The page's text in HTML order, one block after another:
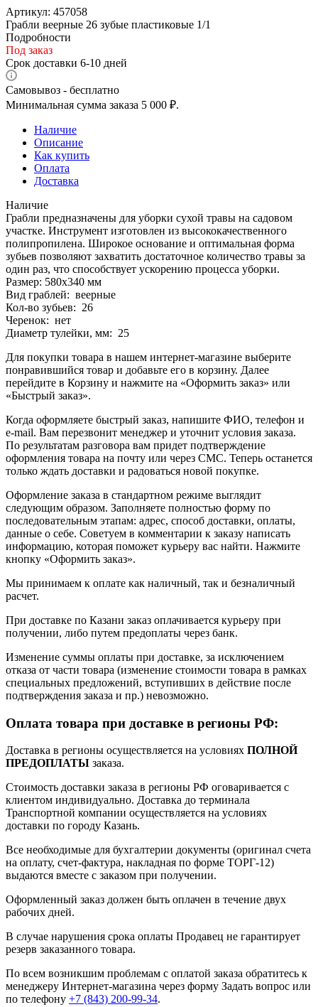
Артикул: 457058
Грабли веерные 26 зубые пластиковые 1/1
Подробности
Под заказ
Срок доставки 6-10 дней
Самовывоз - бесплатно
Минимальная сумма заказа 5 000 ₽.
Наличие
Описание
Как купить
Оплата
Доставка
Наличие
Грабли предназначены для уборки сухой травы на садовом
участке. Инструмент изготовлен из высококачественного
полипропилена. Широкое основание и оптимальная форма
зубьев позволяют захватить достаточное количество травы за
один раз, что способствует ускорению процесса уборки.
Размер: 580х340 мм
Вид граблей: веерные
Кол-во зубьев: 26
Черенок: нет
Диаметр тулейки, мм: 25
Для покупки товара в нашем интернет-магазине выберите
понравившийся товар и добавьте его в корзину. Далее
перейдите в Корзину и нажмите на «Оформить заказ» или
«Быстрый заказ».
Когда оформляете быстрый заказ, напишите ФИО, телефон и
e-mail. Вам перезвонит менеджер и уточнит условия заказа.
По результатам разговора вам придет подтверждение
оформления товара на почту или через СМС. Теперь останется
только ждать доставки и радоваться новой покупке.
Оформление заказа в стандартном режиме выглядит
следующим образом. Заполняете полностью форму по
последовательным этапам: адрес, способ доставки, оплаты,
данные о себе. Советуем в комментарии к заказу написать
информацию, которая поможет курьеру вас найти. Нажмите
кнопку «Оформить заказ».
Мы принимаем к оплате как наличный, так и безналичный
расчет.
При доставке по Казани заказ оплачивается курьеру при
получении, либо путем предоплаты через банк.
Изменение суммы оплаты при доставке, за исключением
отказа от части товара (изменение стоимости товара в рамках
специальных предложений, вступивших в действие после
подтверждения заказа и пр.) невозможно.
Оплата товара при доставке в регионы РФ:
Доставка в регионы осуществляется на условиях ПОЛНОЙ
ПРЕДОПЛАТЫ заказа.
Стоимость доставки заказа в регионы РФ оговаривается с
клиентом индивидуально. Доставка до терминала
Транспортной компании осуществляется на условиях
доставки по городу Казань.
Все необходимые для бухгалтерии документы (оригинал счета
на оплату, счет-фактура, накладная по форме ТОРГ-12)
выдаются вместе с заказом при получении.
Оформленный заказ должен быть оплачен в течение двух
рабочих дней.
В случае нарушения срока оплаты Продавец не гарантирует
резерв заказанного товара.
По всем возникшим проблемам с оплатой заказа обратитесь к
менеджеру Интернет-магазина через форму Задать вопрос или
по телефону +7 (843) 200-99-34.